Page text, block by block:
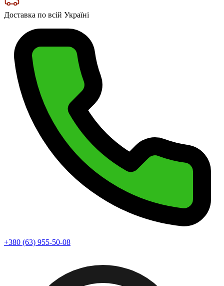
Доставка по всій Україні
+380 (63) 955-50-08